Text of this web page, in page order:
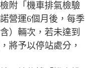
附「機車排氣檢驗
營運6個月後，每季
）輛次，若未達到
將予以停站處分，